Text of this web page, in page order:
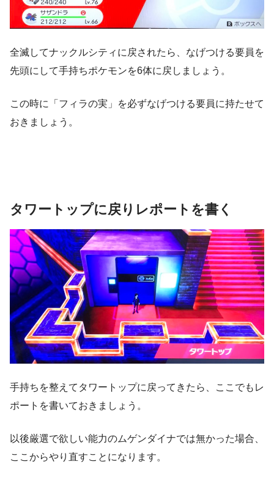
全滅してナックルシティに戻されたら、なげつける要員を
先頭にして手持ちポケモンを6体に戻しましょう。
この時に「フィラの実」を必ずなげつける要員に持たせて
おきましょう。
タワートップに戻りレポートを書く
手持ちを整えてタワートップに戻ってきたら、ここでもレ
ポートを書いておきましょう。
以後厳選で欲しい能力のムゲンダイナでは無かった場合、
ここからやり直すことになります。